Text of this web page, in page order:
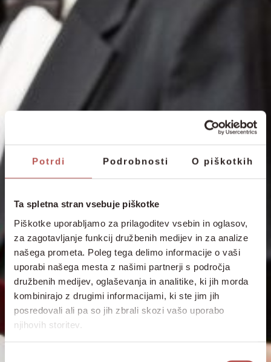
Potrdi Podrobnosti O piškotkih
Ta spletna stran vsebuje piškotke
Piškotke uporabljamo za prilagoditev vsebin in oglasov,
za zagotavljanje funkcij družbenih medijev in za analize
našega prometa. Poleg tega delimo informacije o vaši
uporabi našega mesta z našimi partnerji s področja
družbenih medijev, oglaševanja in analitike, ki jih morda
kombinirajo z drugimi informacijami, ki ste jim jih
posredovali ali pa so jih zbrali skozi vašo uporabo
njihovih storitev.